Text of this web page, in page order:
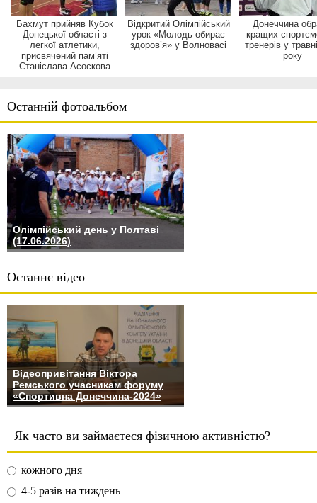
Останній фотоальбом
Олімпійський день у Полтаві
(17.06.2026)
Останнє відео
Відеопривітання Віктора
Ремського учасникам форуму
«Спортивна Донеччина-2024»
Як часто ви займаєтеся фізичною активністю?
кожного дня
4-5 разів на тиждень
Бахмут прийняв Кубок
Донецької області з
легкої атлетики,
присвячений пам’яті
Станіслава Асоскова
Відкритий Олімпійський
урок «Молодь обирає
здоров’я» у Волновасі
Донеччина
кращих
тренерів у
року